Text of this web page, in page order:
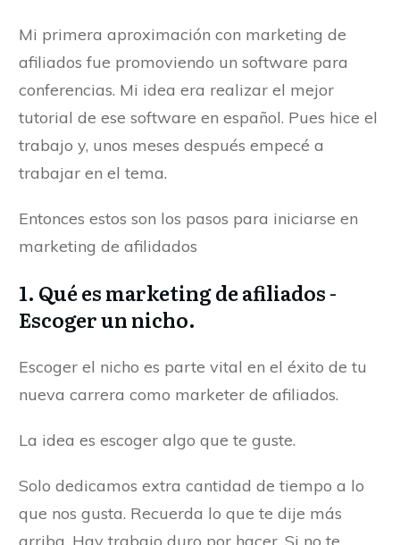
Mi primera aproximación con marketing de
afiliados fue promoviendo un software para
conferencias. Mi idea era realizar el mejor
tutorial de ese software en español. Pues hice el
trabajo y, unos meses después empecé a
trabajar en el tema.
Entonces estos son los pasos para iniciarse en
marketing de afilidados
1. Qué es marketing de afiliados -
Escoger un nicho.
Escoger el nicho es parte vital en el éxito de tu
nueva carrera como marketer de afiliados.
La idea es escoger algo que te guste.
Solo dedicamos extra cantidad de tiempo a lo
que nos gusta. Recuerda lo que te dije más